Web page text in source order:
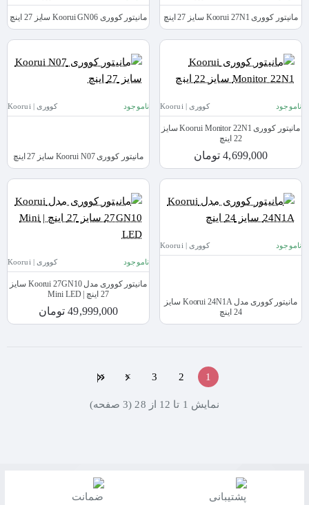
مانیتور کووری Koorui 27N1 سایز 27 اینچ مانیتور کووری Koorui GN06 سایز 27 اینچ
ناموجود کووری | Koorui
مانیتور کووری Koorui Monitor 22N1 سایز
22 اینچ
4,699,000 تومان
ناموجود کووری | Koorui
مانیتور کووری Koorui N07 سایز 27 اینچ
ناموجود کووری | Koorui
مانیتور کووری مدل Koorui 24N1A سایز
24 اینچ
ناموجود کووری | Koorui
مانیتور کووری مدل Koorui 27GN10 سایز
27 اینچ | Mini LED
49,999,000 تومان
1
2
3
>
>|
نمايش 1 تا 12 از 28 (3 صفحه)